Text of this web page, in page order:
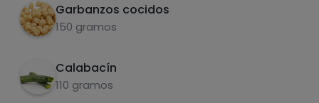
Garbanzos cocidos
150 gramos
Calabacín
110 gramos
3 Añadir un huevo a las verduras, remover, y
dejar que se cocine
4
Añadir los garbanzos y cocer hasta que todo
esté caliente.